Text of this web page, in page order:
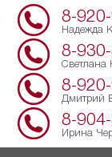
8-
Надежда
8-
Светлана
8-
Дмитрий
8-
Ирина